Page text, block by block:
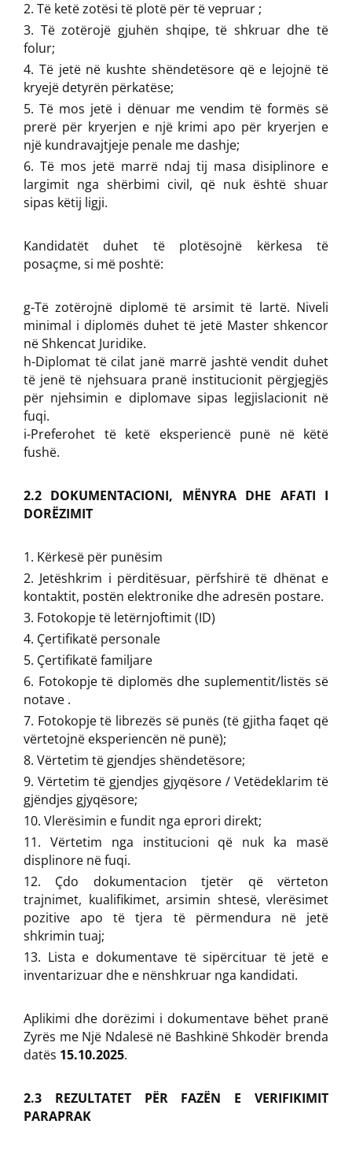
Të ketë zotësi të plotë për të vepruar ;
Të zotërojë gjuhën shqipe, të shkruar dhe të
folur;
Të jetë në kushte shëndetësore që e lejojnë të
kryejë detyrën përkatëse;
Të mos jetë i dënuar me vendim të formës së
prerë për kryerjen e një krimi apo për kryerjen e
një kundravajtjeje penale me dashje;
Të mos jetë marrë ndaj tij masa disiplinore e
largimit nga shërbimi civil, që nuk është shuar
sipas këtij ligji.
Kandidatët duhet të plotësojnë kërkesa të
posaçme, si më poshtë:
g-Të zotërojnë diplomë të arsimit të lartë. Niveli
minimal i diplomës duhet të jetë Master shkencor
në Shkencat Juridike.
h-Diplomat të cilat janë marrë jashtë vendit duhet
të jenë të njehsuara pranë institucionit përgjegjës
për njehsimin e diplomave sipas legjislacionit në
fuqi.
i-Preferohet të ketë eksperiencë punë në këtë
fushë.
2.2 DOKUMENTACIONI, MËNYRA DHE AFATI I
DORËZIMIT
Kërkesë për punësim
Jetëshkrim i përditësuar, përfshirë të dhënat e
kontaktit, postën elektronike dhe adresën postare.
Fotokopje të letërnjoftimit (ID)
Çertifikatë personale
Çertifikatë familjare
Fotokopje të diplomës dhe suplementit/listës së
notave .
Fotokopje të librezës së punës (të gjitha faqet që
vërtetojnë eksperiencën në punë);
Vërtetim të gjendjes shëndetësore;
Vërtetim të gjendjes gjyqësore / Vetëdeklarim të
gjëndjes gjyqësore;
Vlerësimin e fundit nga eprori direkt;
Vërtetim nga institucioni që nuk ka masë
displinore në fuqi.
Çdo dokumentacion tjetër që vërteton
trajnimet, kualifikimet, arsimin shtesë, vlerësimet
pozitive apo të tjera të përmendura në jetë
shkrimin tuaj;
Lista e dokumentave të sipërcituar të jetë e
inventarizuar dhe e nënshkruar nga kandidati.
Aplikimi dhe dorëzimi i dokumentave bëhet pranë
Zyrës me Një Ndalesë në Bashkinë Shkodër brenda
datës 15.10.2025.
2.3 REZULTATET PËR FAZËN E VERIFIKIMIT
PARAPRAK